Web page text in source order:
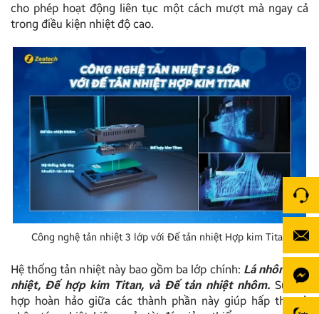
cho phép hoạt động liên tục một cách mượt mà ngay cả
trong điều kiện nhiệt độ cao.
Công nghệ tản nhiệt 3 lớp với Đế tản nhiệt Hợp kim Titan
Hệ thống tản nhiệt này bao gồm ba lớp chính: Lá nhôm tản
nhiệt, Đế hợp kim Titan, và Đế tản nhiệt nhôm. Sự kết
hợp hoàn hảo giữa các thành phần này giúp hấp thụ và